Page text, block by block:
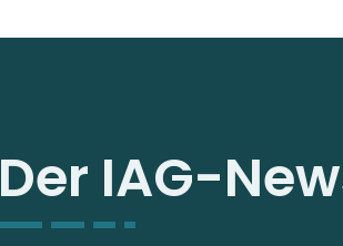
Der IAG-